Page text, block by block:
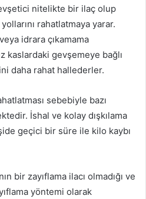
nitelikte bir ilaç olup
rahatlatmaya yarar.
idrara çıkamama
kaslardaki gevşemeye bağlı
daha rahat hallederler.
sebebiyle bazı
İshal ve kolay dışkılama
geçici bir süre ile kilo kaybı
bir zayıflama ilacı olmadığı ve
yöntemi olarak